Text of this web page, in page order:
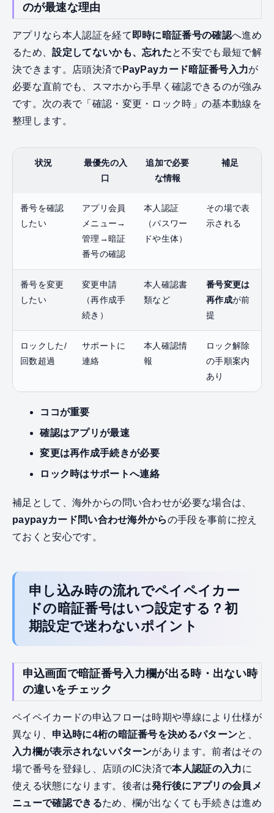
のが最速な理由
アプリなら本人認証を経て 即時に暗証番号の確認へ進め
るため、設定してないかも、忘れたと不安でも最短で解
決できます。店頭決済でPayPayカード暗証番号入力が
必要な直前でも、スマホから手早く確認できるのが強み
です。次の表で「確認・変更・ロック時」の基本動線を
整理します。
状況
最優先の入
口
追加で必要
な情報
補足
番号を確認
したい
アプリ会員
メニュー→
管理→暗証
番号の確認
本人認証
（パスワー
ドや生体）
その場で表
示される
番号を変更
したい
変更申請
（再作成手
続き）
本人確認書
類など
番号変更は
再作成が前
提
ロックした/
回数超過
サポートに
連絡
本人確認情
報
ロック解除
の手順案内
あり
ココが重要
確認はアプリが最速
変更は再作成手続きが必要
ロック時はサポートへ連絡
補足として、海外からの問い合わせが必要な場合は、
paypayカード問い合わせ海外からの手段を事前に控え
ておくと安心です。
申し込み時の流れでペイペイカー
ドの暗証番号はいつ設定する？初
期設定で迷わないポイント
申込画面で暗証番号入力欄が出る時・出ない時
の違いをチェック
ペイペイカードの申込フローは時期や導線により仕様が
異なり、 申込時に4桁の暗証番号を決めるパターンと、
入力欄が表示されないパターンがあります。前者はその
場で番号を登録し、店頭のIC決済で本人認証の入力に
使える状態になります。後者は発行後にアプリの会員メ
ニューで確認できるため、欄が出なくても手続きは進め